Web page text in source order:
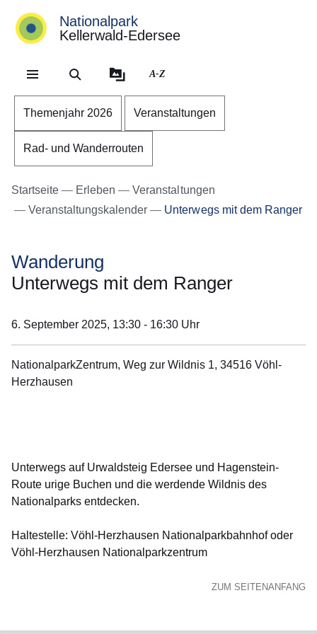
Direkt zum Kopf der
Direkt zum Inhalt
Direkt zum Fuß der
Nationalpark
Kellerwald-Edersee
A-Z
Themenjahr 2026 Veranstaltungen
Rad- und Wanderrouten
Startseite Erleben
Veranstaltungen
Veranstaltungskalender
Unterwegs mit dem Ranger
Wanderung
Unterwegs mit dem Ranger
6. September 2025, 13:30 - 16:30 Uhr
NationalparkZentrum, Weg zur Wildnis 1, 34516 Vöhl-
Herzhausen
Unterwegs auf Urwaldsteig Edersee und Hagenstein-
Route urige Buchen und die werdende Wildnis des
Nationalparks entdecken.
Haltestelle: Vöhl-Herzhausen Nationalparkbahnhof oder
Vöhl-Herzhausen Nationalparkzentrum
ZUM SEITENANFANG